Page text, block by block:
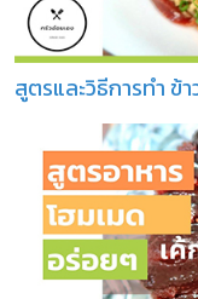
สูตรและวิธีการทำ ข้